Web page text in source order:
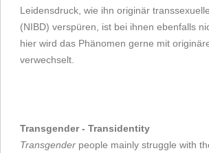
Leidensdruck, wie ihn originär
(NIBD) verspüren, ist bei ihnen ebenfalls
hier wird das Phänomen gerne mit
verwechselt.
Transgender - Transidentity
Transgender people mainly struggle with